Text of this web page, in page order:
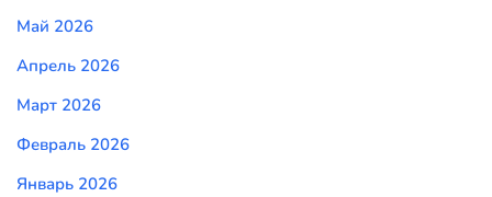
Май 2026
Апрель 2026
Март 2026
Февраль 2026
Январь 2026